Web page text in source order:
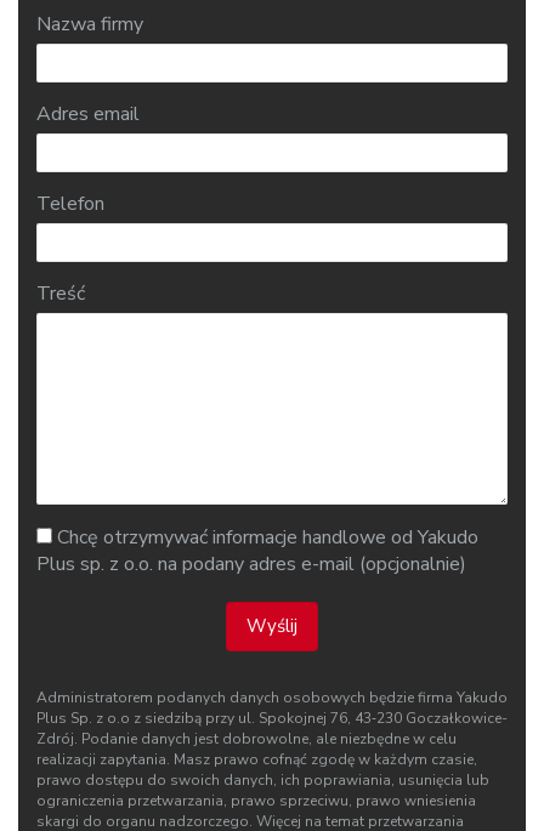
Nazwa firmy
Adres email
Telefon
Treść
Chcę otrzymywać informacje handlowe od Yakudo
Plus sp. z o.o. na podany adres e-mail (opcjonalnie)
Wyślij
Administratorem podanych danych osobowych będzie firma Yakudo
Plus Sp. z o.o z siedzibą przy ul. Spokojnej 76, 43‑230 Goczałkowice-
Zdrój. Podanie danych jest dobrowolne, ale niezbędne w celu
realizacji zapytania. Masz prawo cofnąć zgodę w każdym czasie,
prawo dostępu do swoich danych, ich poprawiania, usunięcia lub
ograniczenia przetwarzania, prawo sprzeciwu, prawo wniesienia
skargi do organu nadzorczego. Więcej na temat przetwarzania